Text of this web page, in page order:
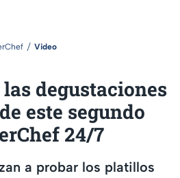
Video
degustaciones
este segundo
24/7
a probar los platillos